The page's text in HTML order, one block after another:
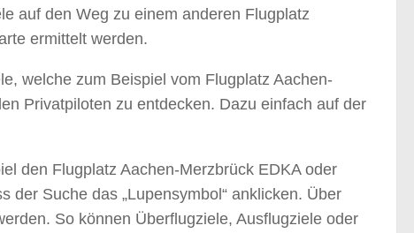
auf den Weg zu einem anderen Flugplatz
ermittelt werden.
welche zum Beispiel vom Flugplatz Aachen-
Privatpiloten zu entdecken. Dazu einfach auf der
den Flugplatz Aachen-Merzbrück EDKA oder
Suche das „Lupensymbol“ anklicken. Über
So können Überflugziele, Ausflugziele oder